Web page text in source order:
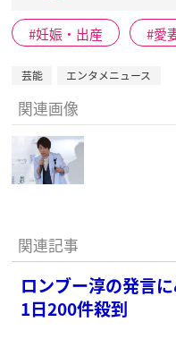
妊娠・出産 愛
芸能 エンタメニュース
関連画像
関連記事
ロンブー淳の発言
1日200件殺到